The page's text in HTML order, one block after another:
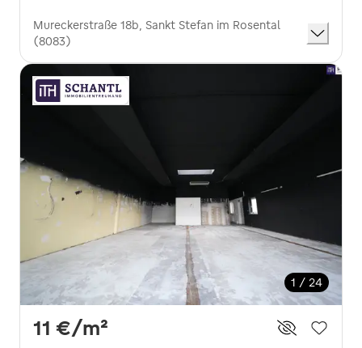
Mureckerstraße 18b, Sankt Stefan im Rosental
(8083)
1 / 24
11 €/m²